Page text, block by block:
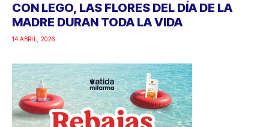
CON LEGO, LAS FLORES DEL DÍA DE LA
MADRE DURAN TODA LA VIDA
14 ABRIL, 2026